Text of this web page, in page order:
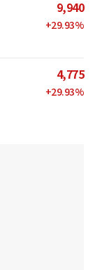
9,940
+29.93%
4,775
+29.93%